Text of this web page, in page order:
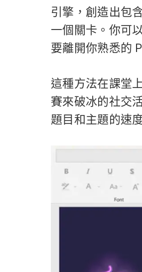
引擎，創造出包
一個關卡。你可
要離開你熟悉的
這種方法在課堂
賽來破冰的社交
題目和主題的速